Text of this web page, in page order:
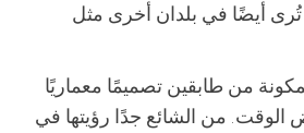
تُرى أيضًا في بلدان أخرى مثل
من طابقين تصميمًا معماريًا
الوقت. من الشائع جدًا رؤيتها في